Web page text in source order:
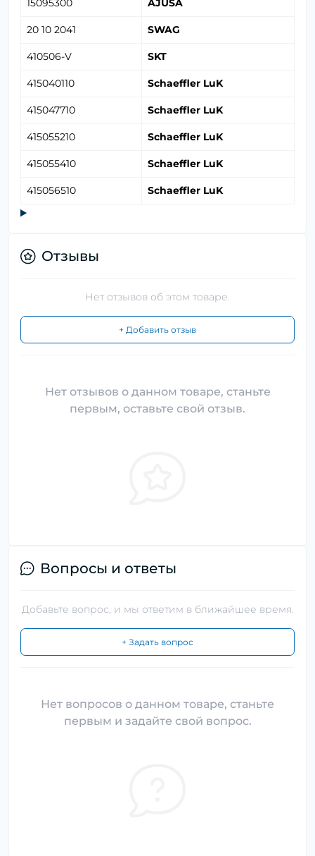
15095300 AJUSA
20 10 2041 SWAG
410506-V SKT
415040110 Schaeffler LuK
415047710 Schaeffler LuK
415055210 Schaeffler LuK
415055410 Schaeffler LuK
415056510 Schaeffler LuK
Отзывы
Нет отзывов об этом товаре.
+ Добавить отзыв
Нет отзывов о данном товаре, станьте
первым, оставьте свой отзыв.
Вопросы и ответы
Добавьте вопрос, и мы ответим в ближайшее время.
+ Задать вопрос
Нет вопросов о данном товаре, станьте
первым и задайте свой вопрос.